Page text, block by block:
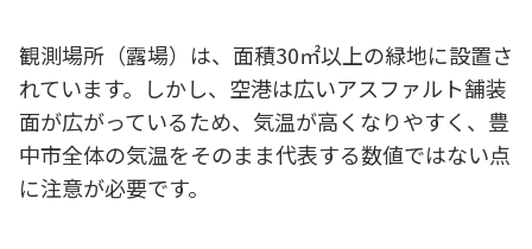
観測場所（露場）は、面積30㎡以上の緑地に設置さ
れています。しかし、空港は広いアスファルト舗装
面が広がっているため、気温が高くなりやすく、豊
中市全体の気温をそのまま代表する数値ではない点
に注意が必要です。